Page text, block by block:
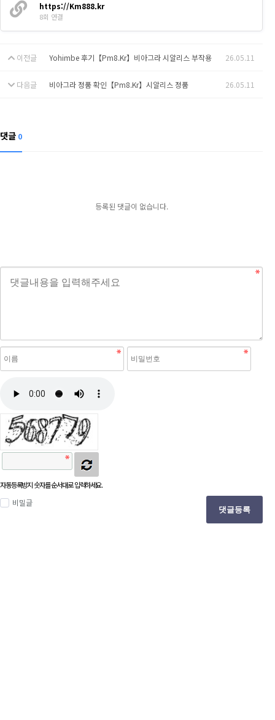
https://Km888.kr
8회 연결
이전글 Yohimbe 후기【Pm8.Kr】비아그라 시알리스 부작용 26.05.11
다음글 비아그라 정품 확인【Pm8.Kr】시알리스 정품 26.05.11
댓글 0
등록된 댓글이 없습니다.
자동등록방지 숫자를 순서대로 입력하세요.
비밀글
댓글등록